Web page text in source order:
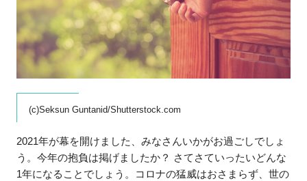
(c)Seksun Guntanid/Shutterstock.com
2021年が幕を開けました、みなさんいかがお過ごしでしょ
う。今年の抱負は掲げましたか？ さてさていったいどんな
1年になることでしょう。コロナの猛威はおさまらず、世の